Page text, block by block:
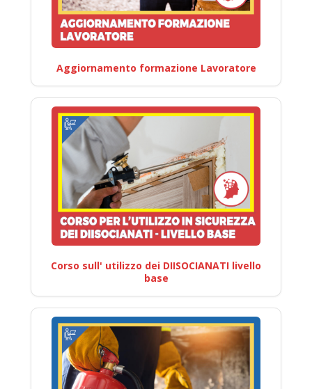
Aggiornamento formazione Lavoratore
Corso sull' utilizzo dei DIISOCIANATI livello
base